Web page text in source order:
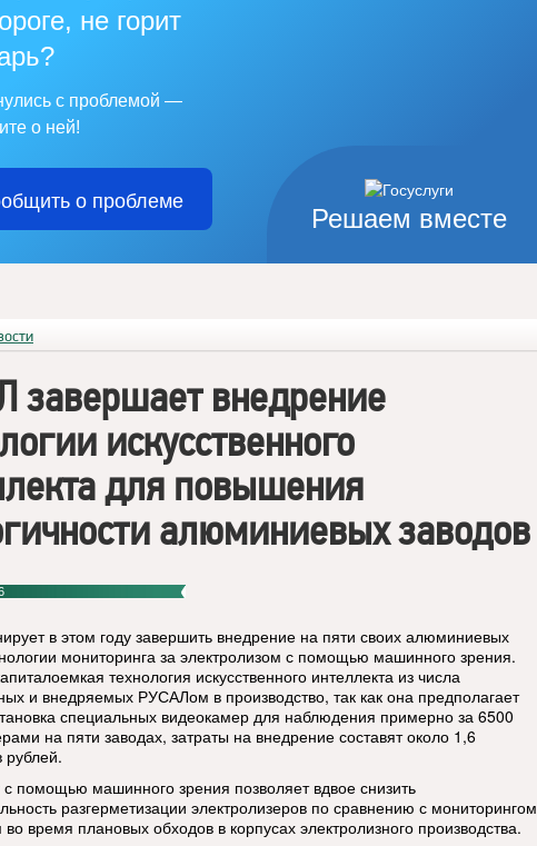
Решаем вместе
не горит
с проблемой —
о ней!
о проблеме
завершает внедрение
искусственного
для повышения
алюминиевых заводов
в этом году завершить внедрение на пяти своих алюминиевых
мониторинга за электролизом с помощью машинного зрения.
технология искусственного интеллекта из числа
и внедряемых РУСАЛом в производство, так как она предполагает
специальных видеокамер для наблюдения примерно за 6500
на пяти заводах, затраты на внедрение составят около 1,6
помощью машинного зрения позволяет вдвое снизить
разгерметизации электролизеров по сравнению с мониторингом
время плановых обходов в корпусах электролизного производства.